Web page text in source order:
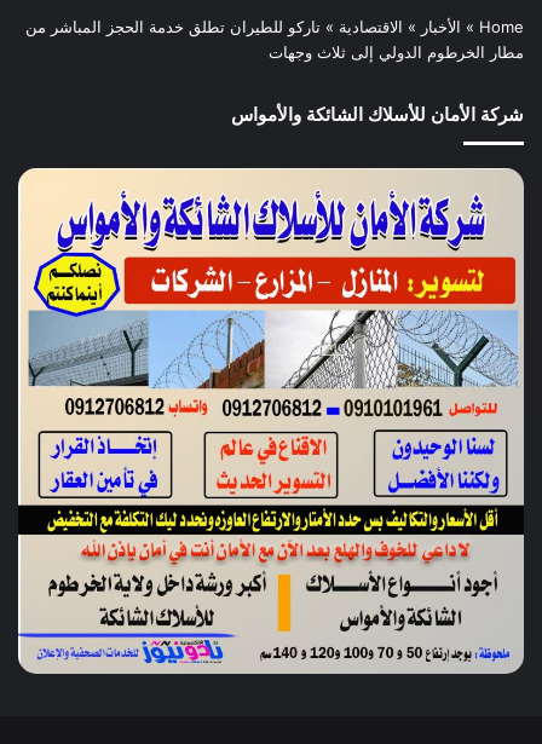
Home
» الأخبار » الاقتصادية » تاركو للطيران تطلق خدمة الحجز المباشر من
مطار الخرطوم الدولي إلى ثلاث وجهات
شركة الأمان للأسلاك الشائكة والأمواس